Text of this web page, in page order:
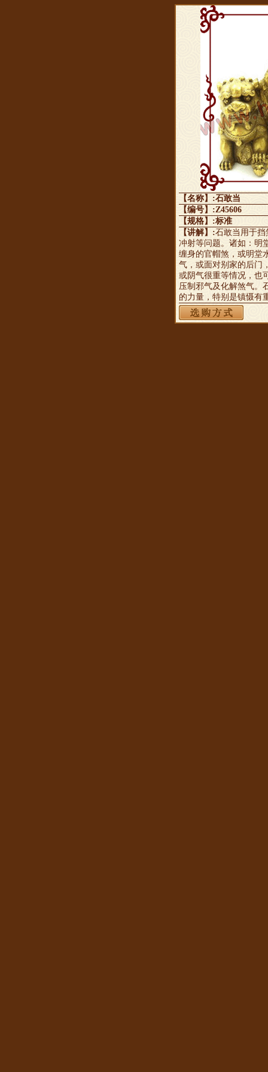
【名称】:石敢当
【编号】:Z45606
【规格】:标准
【讲解】:石敢当用于挡
冲射等问题。诸如：明
缠身的官帽煞，或明堂
气，或面对别家的后门
或阴气很重等情况，也
压制邪气及化解煞气。
的力量，特别是镇慑有